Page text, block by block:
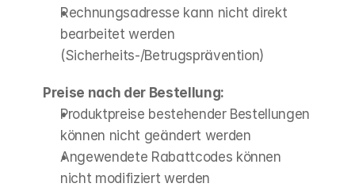
Rechnungsadresse kann nicht direkt
bearbeitet werden
(Sicherheits-/Betrugsprävention)
Preise nach der Bestellung:
Produktpreise bestehender Bestellungen
können nicht geändert werden
Angewendete Rabattcodes können
nicht modifiziert werden